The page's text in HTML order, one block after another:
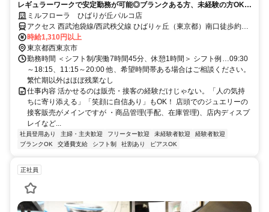
レギュラーワークで安定勤務が可能◎ブランクある方、未経験の方OK！
【女性スタッフ活躍中】
ミルフローラ ひばりが丘パルコ店
アクセス 西武池袋線/西武秩父線 ひばりヶ丘（東京都）南口徒歩約2
分、西武池袋線/西武秩父線 東久留米東口徒歩約22分、西武池袋線/西
武有楽町線 保谷南口徒歩約33分 ひばりが丘駅徒歩３分
時給1,310円以上
東京都西東京市
勤務時間 ＜シフト制/実働7時間45分、休憩1時間＞ シフト例…09:30
～18:15、11:15～20:00 他、希望時間帯ある場合はご相談ください。
繁忙期以外はほぼ残業なし
仕事内容 活かせるのは販売・接客の経験だけじゃない。「人の気持
ちに寄り添える」「笑顔に自信あり」もOK！ 店頭でのジュエリーの
接客販売がメインですが ・商品管理(手配、在庫管理)、店内ディスプ
レイなど...
社員登用あり 主婦・主夫歓迎 フリーター歓迎 未経験者歓迎
経験者歓迎
ブランクOK
交通費支給 シフト制 社割あり ピアスOK
正社員